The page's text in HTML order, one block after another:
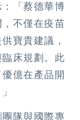
「蔡德華博
不僅在疫苗
寶貴建議，
床規劃。此
億在產品開
隊與國際專